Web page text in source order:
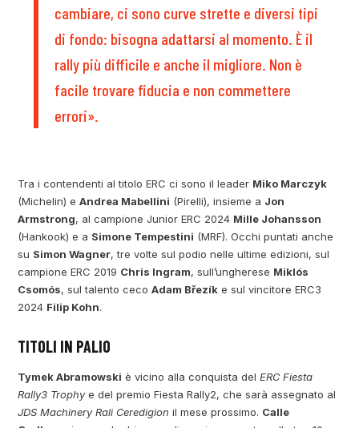
cambiare, ci sono curve strette e diversi tipi
di fondo: bisogna adattarsi al momento. È il
rally più difficile e anche il migliore. Non è
facile trovare fiducia e non commettere
errori».
Tra i contendenti al titolo ERC ci sono il leader Miko Marczyk
(Michelin) eAndrea Mabellini (Pirelli), insieme a Jon
Armstrong, al campione Junior ERC 2024 Mille Johansson
(Hankook) e a Simone Tempestini (MRF). Occhi puntati anche
su Simon Wagner, tre volte sul podio nelle ultime edizioni, sul
campione ERC 2019 Chris Ingram, sull’ungherese Miklós
Csomós, sul talento cecoAdam Březík e sul vincitore ERC3
2024 Filip Kohn.
TITOLI IN PALIO
Tymek Abramowski è vicino alla conquista delERC Fiesta
Rally3 Trophye del premio Fiesta Rally2, che sarà assegnato al
JDS Machinery Rali Ceredigion il mese prossimo. Calle